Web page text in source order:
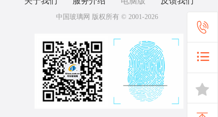
中国玻璃网 版权所有 © 2001-2026


